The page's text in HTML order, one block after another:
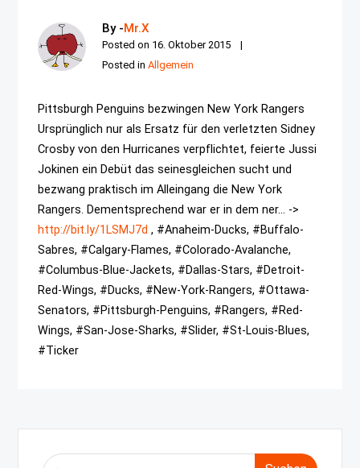
By -Mr.X
Posted on 16. Oktober 2015
Posted inAllgemein
Pittsburgh Penguins bezwingen New York Rangers
Ursprünglich nur als Ersatz für den verletzten Sidney
Crosby von den Hurricanes verpflichtet, feierte Jussi
Jokinen ein Debüt das seinesgleichen sucht und
bezwang praktisch im Alleingang die New York
Rangers. Dementsprechend war er in dem ner... ->
http://bit.ly/1LSMJ7d , #Anaheim-Ducks, #Buffalo-
Sabres, #Calgary-Flames, #Colorado-Avalanche,
#Columbus-Blue-Jackets, #Dallas-Stars, #Detroit-
Red-Wings, #Ducks, #New-York-Rangers, #Ottawa-
Senators, #Pittsburgh-Penguins, #Rangers, #Red-
Wings, #San-Jose-Sharks, #Slider, #St-Louis-Blues,
#Ticker
Suche